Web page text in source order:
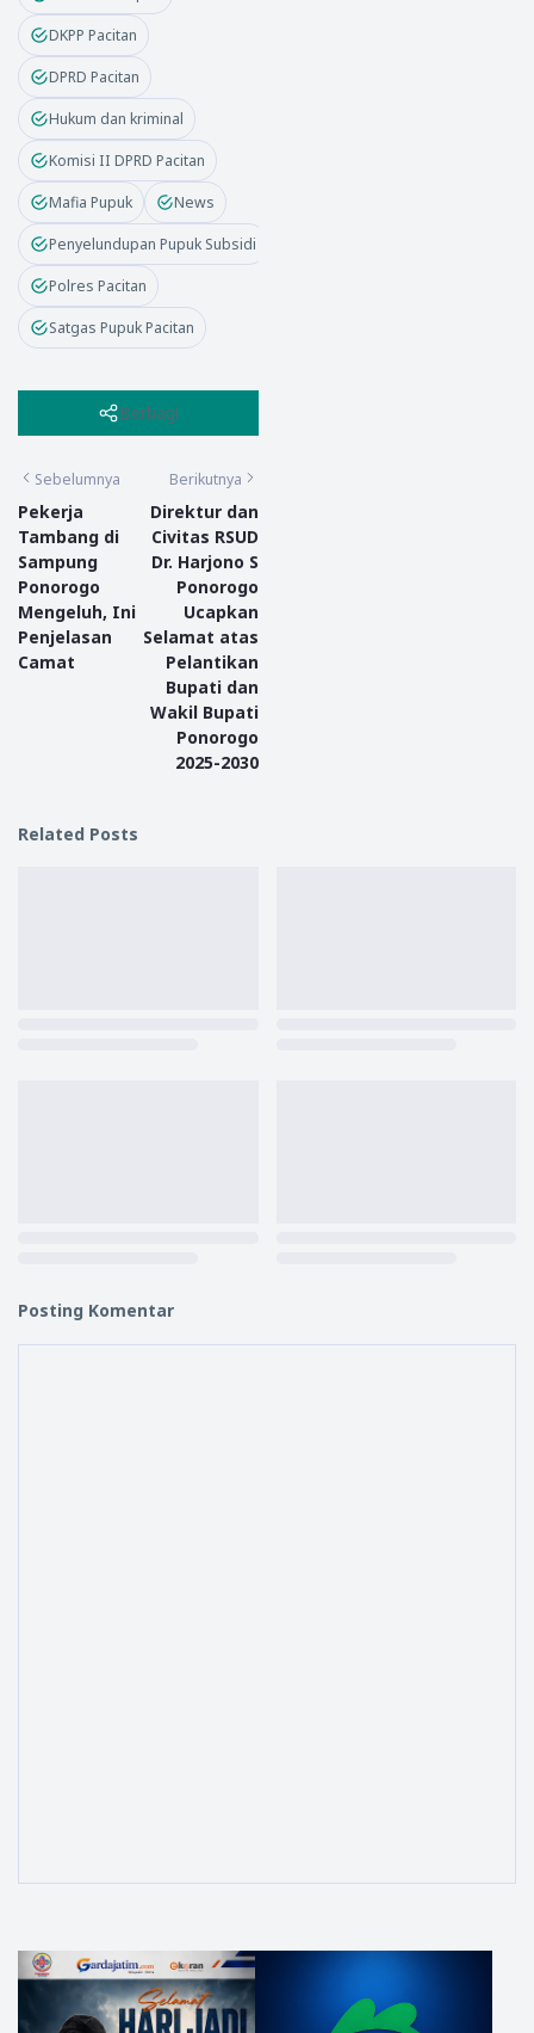
DKPP Pacitan
DPRD Pacitan
Hukum dan kriminal
Komisi II DPRD Pacitan
Mafia Pupuk News
Penyelundupan Pupuk Subsidi
Polres Pacitan
Satgas Pupuk Pacitan
Berbagi
Sebelumnya
Pekerja
Tambang di
Sampung
Ponorogo
Mengeluh, Ini
Penjelasan
Camat
Berikutnya
Direktur dan
Civitas RSUD
Dr. Harjono S
Ponorogo
Ucapkan
Selamat atas
Pelantikan
Bupati dan
Wakil Bupati
Ponorogo
2025-2030
Related Posts
Posting Komentar